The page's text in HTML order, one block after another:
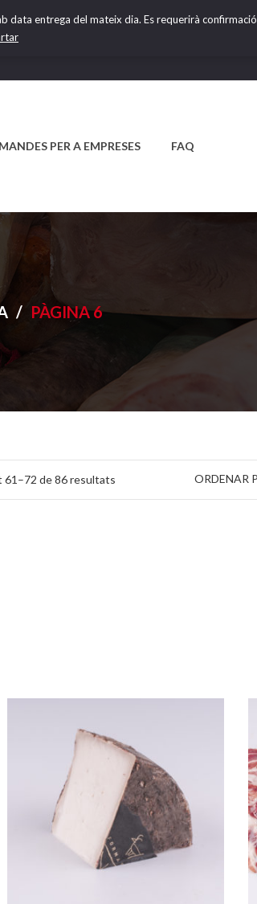
entrega del mateix dia. Es requerirà
PER A EMPRESES FAQ
/ PÀGINA 6
61–72 de 86 resultats ORDENAR